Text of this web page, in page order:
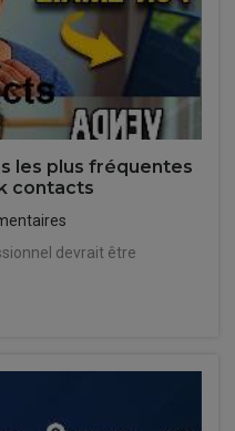
les plus fréquentes
contacts
devrait être